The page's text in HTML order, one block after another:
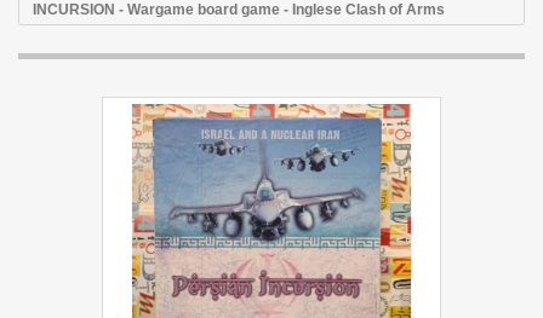
INCURSION - Wargame board game - Inglese Clash of Arms